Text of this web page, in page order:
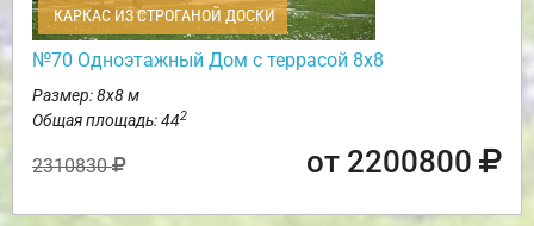
КАРКАС ИЗ СТРОГАНОЙ ДОСКИ
№70 Одноэтажный Дом с террасой 8х8
Размер: 8х8 м
Общая площадь: 442
2310830 от 2200800